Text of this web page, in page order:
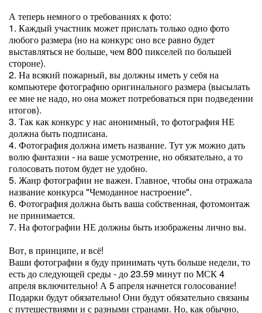
А теперь немного о требованиях к фото:
1. Каждый участник может прислать только одно фото
любого размера (но на конкурс оно все равно будет
выставляться не больше, чем 800 пикселей по большей
стороне).
2. На всякий пожарный, вы должны иметь у себя на
компьютере фотографию оригинального размера (высылать
ее мне не надо, но она может потребоваться при подведении
итогов).
3. Так как конкурс у нас анонимный, то фотография НЕ
должна быть подписана.
4. Фотография должна иметь название. Тут уж можно дать
волю фантазии - на ваше усмотрение, но обязательно, а то
голосовать потом будет не удобно.
5. Жанр фотографии не важен. Главное, чтобы она отражала
название конкурса "Чемоданное настроение".
6. Фотография должна быть ваша собственная, фотомонтаж
не принимается.
7. На фотографии НЕ должны быть изображены лично вы.
Вот, в принципе, и всё!
Ваши фотографии я буду принимать чуть больше недели, то
есть до следующей среды - до 23.59 минут по МСК 4
апреля включительно! А 5 апреля начнется голосование!
Подарки будут обязательно! Они будут обязательно связаны
с путешествиями и с разными странами. Но, как обычно,